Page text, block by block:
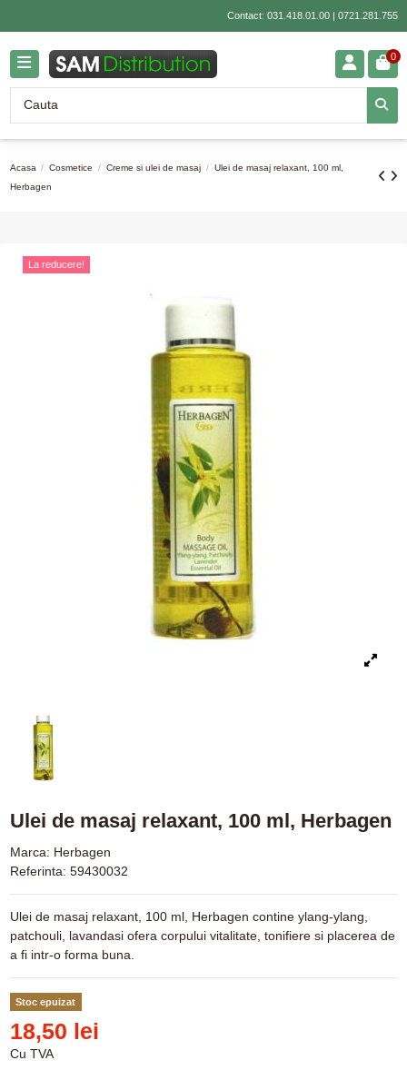
Contact: 031.418.01.00| 0721.281.755
0
Acasa Cosmetice Creme si ulei de masaj
Ulei de masaj relaxant, 100 ml,
Herbagen
La reducere!
Ulei de masaj relaxant, 100 ml, Herbagen
Marca: Herbagen
Referinta: 59430032
Ulei de masaj relaxant, 100 ml, Herbagen contine ylang-ylang,
patchouli, lavandasi ofera corpului vitalitate, tonifiere si placerea de
a fi intr-o forma buna.
Stoc epuizat
18,50 lei
Cu TVA